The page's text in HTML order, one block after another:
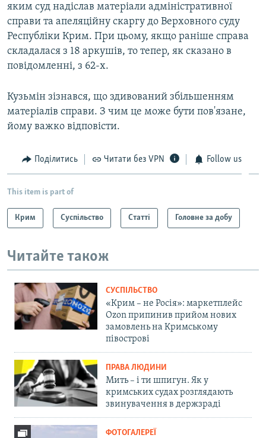
яким суд надіслав матеріали адміністративної
справи та апеляційну скаргу до Верховного суду
Республіки Крим. При цьому, якщо раніше справа
складалася з 18 аркушів, то тепер, як сказано в
повідомленні, з 62-х.
Кузьмін зізнався, що здивований збільшенням
матеріалів справи. З чим це може бути пов'язане,
йому важко відповісти.
Поділитись Читати без VPN Follow us
This item is part of
Крим Суспільство Статті Головне за добу
Читайте також
СУСПІЛЬСТВО
«Крим – не Росія»: маркетплейс
Ozon припинив прийом нових
замовлень на Кримському
півострові
ПРАВА ЛЮДИНИ
Мить – і ти шпигун. Як у
кримських судах розглядають
звинувачення в держзраді
ФОТОГАЛЕРЕЇ